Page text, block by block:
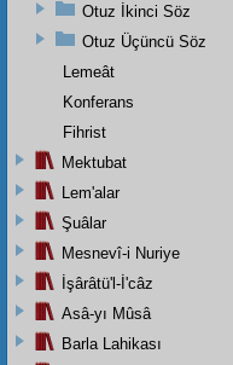
Otuz İkinci Söz
Otuz Üçüncü Söz
Lemeât
Konferans
Fihrist
Mektubat
Lem'alar
Şuâlar
Mesnevî-i Nuriye
İşârâtü'l-İ'câz
Asâ-yı Mûsâ
Barla Lahikası